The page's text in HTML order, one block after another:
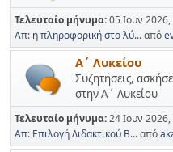
Τελευταίο μήνυμα:05 Ιουν
Απ: η πληροφορική στο λύ...από
Α΄ Λυκείου
Συζητήσεις,
στην Α΄ Λυκείου
Τελευταίο μήνυμα:24 Ιουν
Απ: Επιλογή Διδακτικού Β...από